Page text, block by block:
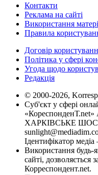
Контакти
Реклама на сайті
Використання
Правила
Договір
Політика у сфері
Угода щодо
Редакція
© 2000-2026,
Суб'єкт у сфері
«КореспонденТ.net»
ХАРКІВСЬКЕ ШОСЕ,
Ідентифікатор
Використання будь-
сайті, дозволяється
Корреспондент.net.